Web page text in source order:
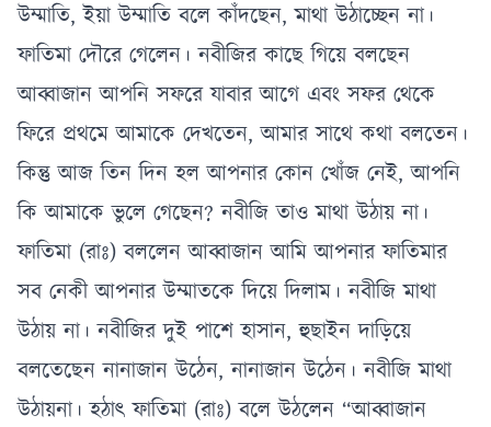
উম্মাতি, ইয়া উম্মাতি বলে কাঁদছেন, মাথা উঠাচ্ছেন না।
ফাতিমা দৌরে গেলেন। নবীজির কাছে গিয়ে বলছেন
আব্বাজান আপনি সফরে যাবার আগে এবং সফর থেকে
ফিরে প্রথমে আমাকে দেখতেন, আমার সাথে কথা বলতেন।
কিন্তু আজ তিন দিন হল আপনার কোন খোঁজ নেই, আপনি
কি আমাকে ভুলে গেছেন? নবীজি তাও মাথা উঠায় না।
ফাতিমা (রাঃ) বললেন আব্বাজান আমি আপনার ফাতিমার
সব নেকী আপনার উম্মাতকে দিয়ে দিলাম। নবীজি মাথা
উঠায় না। নবীজির দুই পাশে হাসান, হুছাইন দাড়িয়ে
বলতেছেন নানাজান উঠেন, নানাজান উঠেন। নবীজি মাথা
উঠায়না। হঠাৎ ফাতিমা (রাঃ) বলে উঠলেন “আব্বাজান